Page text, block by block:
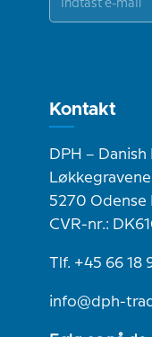
Kontakt
DPH –
5270 Odense
CVR-nr.:
Tlf. +45 66 18
info@dph-